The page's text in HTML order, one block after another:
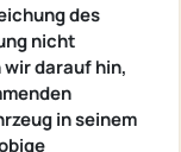
des
nicht
darauf hin,
in seinem